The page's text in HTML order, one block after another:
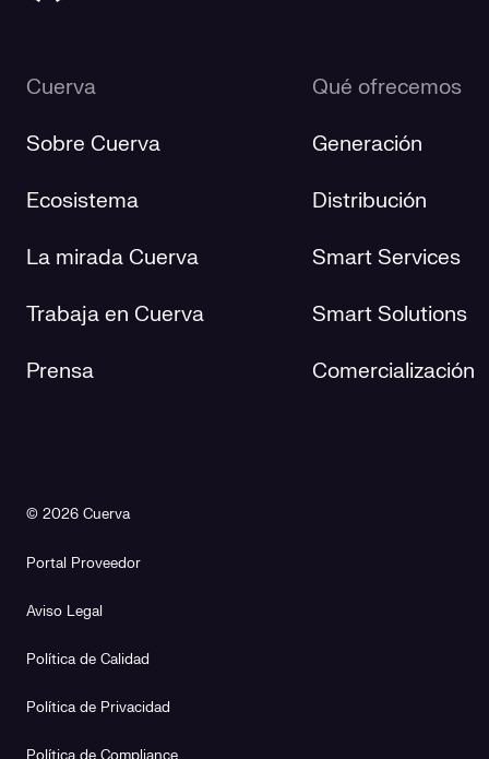
Cuerva
Sobre Cuerva
Ecosistema
La mirada Cuerva
Trabaja en Cuerva
Prensa
Qué ofrecemos
Generación
Distribución
Smart Services
Smart Solutions
Comercialización
© 2026 Cuerva
Portal Proveedor
Aviso Legal
Política de Calidad
Política de Privacidad